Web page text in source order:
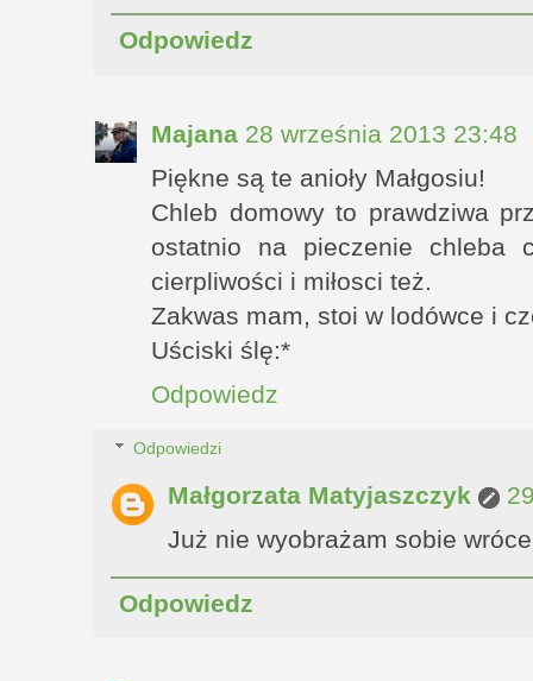
Odpowiedz
Majana 28 września 2013 23:48
Piękne są te anioły Małgosiu!
Chleb domowy to prawdziwa
ostatnio na pieczenie chleba
cierpliwości i miłosci też.
Zakwas mam, stoi w lodówce i
Uściski ślę:*
Odpowiedz
Odpowiedzi
Małgorzata Matyjaszczyk
Już nie wyobrażam sobie
Odpowiedz